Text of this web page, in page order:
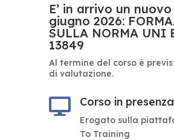
E’ in arrivo un
giugno 2026:
SULLA NORMA UNI
13849
Al termine del corso è
di valutazione.
 Corso in presenza
Erogato sulla
To Training